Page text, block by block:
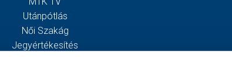
Utánpótlás
Női Szakág
Jegyértékesítés